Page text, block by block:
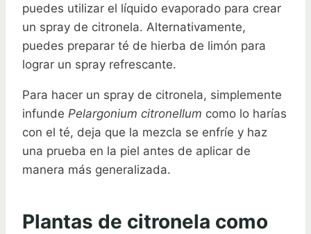
puedes utilizar el líquido evaporado para crear
un spray de citronela. Alternativamente,
puedes preparar té de hierba de limón para
lograr un spray refrescante.
Para hacer un spray de citronela, simplemente
infunde Pelargonium citronellum como lo harías
con el té, deja que la mezcla se enfríe y haz
una prueba en la piel antes de aplicar de
manera más generalizada.
Plantas de citronela como